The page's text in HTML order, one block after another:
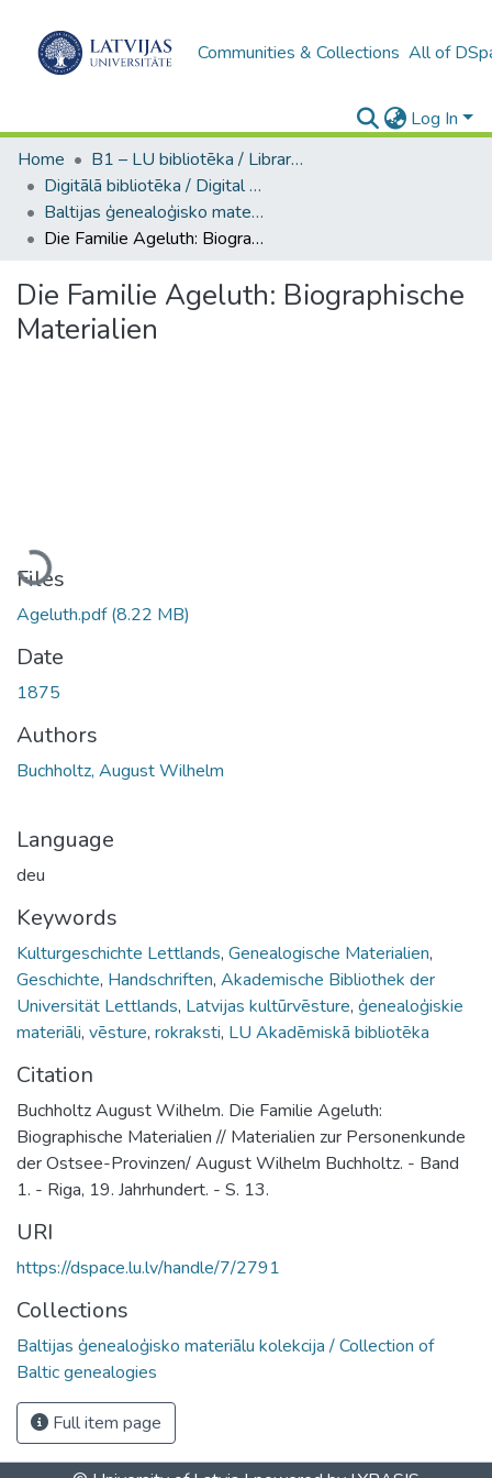
Communities & Collections All of
Log In
Home
B1 – LU bibliotēka / Library of the UL
Digitālā bibliotēka / Digital library
Baltijas ģenealoģisko materiālu kolekcija / Collection of Baltic genealogies
Die Familie Ageluth: Biographische Materialien
Die Familie Ageluth: Biographische
Materialien
Loading...
Files
Ageluth.pdf(8.22 MB)
Date
1875
Authors
Buchholtz, August Wilhelm
Language
deu
Keywords
Kulturgeschichte Lettlands, Genealogische Materialien,
Geschichte, Handschriften, Akademische Bibliothek der
Universität Lettlands, Latvijas kultūrvēsture, ģenealoģiskie
materiāli, vēsture, rokraksti, LU Akadēmiskā bibliotēka
Citation
Buchholtz August Wilhelm. Die Familie Ageluth:
Biographische Materialien // Materialien zur Personenkunde
der Ostsee-Provinzen/ August Wilhelm Buchholtz. - Band
1. - Riga, 19. Jahrhundert. - S. 13.
URI
https://dspace.lu.lv/handle/7/2791
Collections
Baltijas ģenealoģisko materiālu kolekcija / Collection of
Baltic genealogies
Full item page